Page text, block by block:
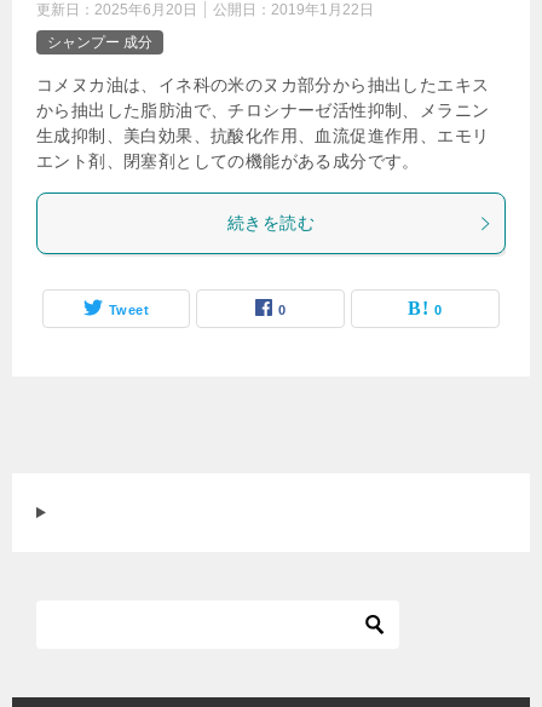
更新日： 2025年6月20日 公開日： 2019年1月22日
シャンプー 成分
コメヌカ油は、イネ科の米のヌカ部分から抽出したエキス
から抽出した脂肪油で、チロシナーゼ活性抑制、メラニン
生成抑制、美白効果、抗酸化作用、血流促進作用、エモリ
エント剤、閉塞剤としての機能がある成分です。
続きを読む
Tweet 0 0